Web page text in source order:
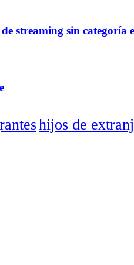
streaming sin categoría
hijos de